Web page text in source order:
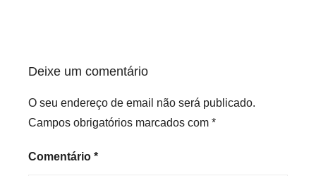
Deixe um comentário
O seu endereço de email não será publicado.
Campos obrigatórios marcados com *
Comentário *